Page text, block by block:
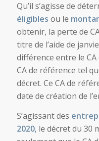
Qu’il s’agisse de
éligibles ou le
obtenir, la perte de
titre de l’aide de
différence entre le
CA de référence tel
décret. Ce CA de
date de création de
S’agissant des
2020,le décret du 30